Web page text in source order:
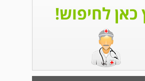
כאן לחיפוש!